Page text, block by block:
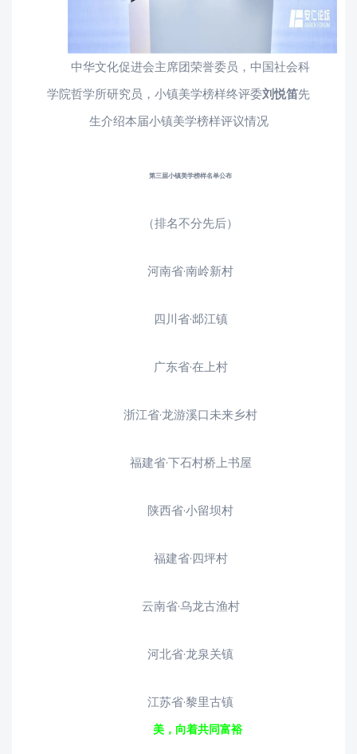
中华文化促进会主席团荣誉委员，中国社会科
学院哲学所研究员，小镇美学榜样终评委刘悦笛先
生介绍本届小镇美学榜样评议情况
第三届小镇美学榜样名单公布
（排名不分先后）
河南省·南岭新村
四川省·䢺江镇
广东省·在上村
浙江省·龙游溪口未来乡村
福建省·下石村桥上书屋
陕西省·小留坝村
福建省·四坪村
云南省·乌龙古渔村
河北省·龙泉关镇
江苏省·黎里古镇
美，向着共同富裕